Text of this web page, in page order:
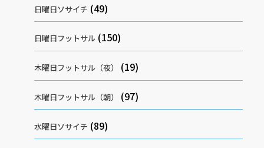
日曜日ソサイチ (49)
日曜日フットサル (150)
木曜日フットサル（夜） (19)
木曜日フットサル（朝） (97)
水曜日ソサイチ (89)